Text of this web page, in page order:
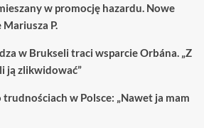
w promocję hazardu. Nowe
P.
w Brukseli traci wsparcie Orbána. „Z
ją zlikwidować”
trudnościach w Polsce: „Nawet ja mam